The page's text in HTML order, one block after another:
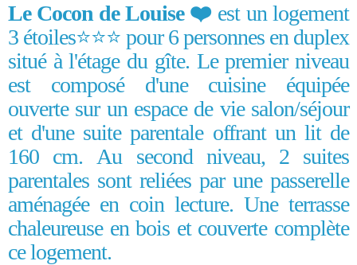
Le Cocon de Louise ❤️ est un logement
3 étoiles⭐️⭐️⭐️ pour 6 personnes en duplex
situé à l'étage du gîte. Le premier niveau
est composé d'une cuisine équipée
ouverte sur un espace de vie salon/séjour
et d'une suite parentale offrant un lit de
160 cm. Au second niveau, 2 suites
parentales sont reliées par une passerelle
aménagée en coin lecture. Une terrasse
chaleureuse en bois et couverte complète
ce logement.